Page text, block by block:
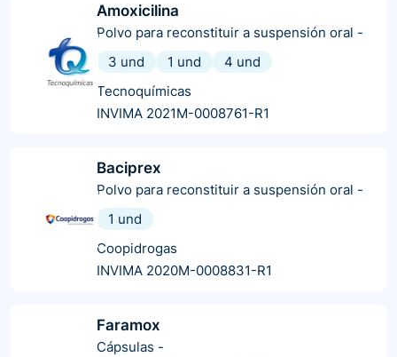
Amoxicilina
Polvo para reconstituir a suspensión oral -
3 und
1 und
4 und
Tecnoquímicas
INVIMA 2021M-0008761-R1
Baciprex
Polvo para reconstituir a suspensión oral -
1 und
Coopidrogas
INVIMA 2020M-0008831-R1
Faramox
Cápsulas -